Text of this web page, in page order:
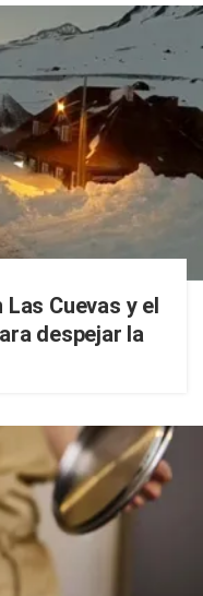
Cuevas y el
despejar la